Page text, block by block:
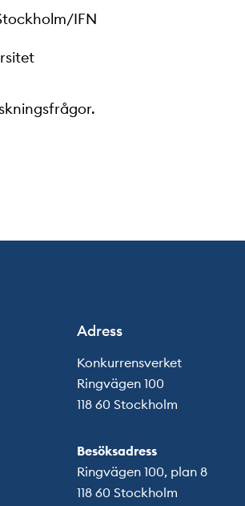
IFN
Adress
Konkurrensverket
Ringvägen 100
118 60 Stockholm
Besöksadress
Ringvägen 100, plan 8
118 60 Stockholm